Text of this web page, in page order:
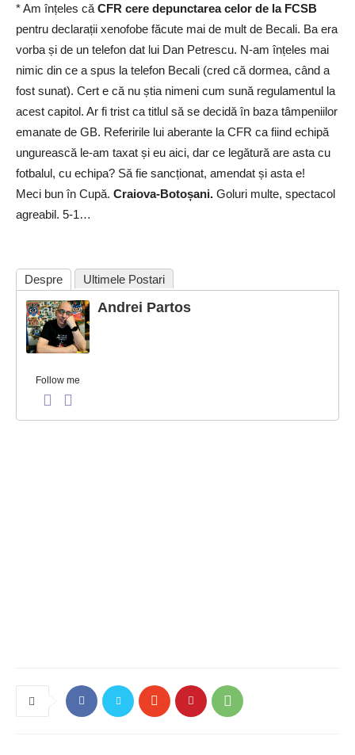
* Am înțeles că CFR cere depunctarea celor de la FCSB
pentru declarații xenofobe făcute mai de mult de Becali. Ba era
vorba și de un telefon dat lui Dan Petrescu. N-am înțeles mai
nimic din ce a spus la telefon Becali (cred că dormea, când a
fost sunat). Cert e că nu știa nimeni cum sună regulamentul la
acest capitol. Ar fi trist ca titlul să se decidă în baza tâmpeniilor
emanate de GB. Referirile lui aberante la CFR ca fiind echipă
ungurească le-am taxat și eu aici, dar ce legătură are asta cu
fotbalul, cu echipa? Să fie sancționat, amendat și asta e!
Meci bun în Cupă. Craiova-Botoșani. Goluri multe, spectacol
agreabil. 5-1…
Despre Ultimele Postari
Follow me
Andrei Partos